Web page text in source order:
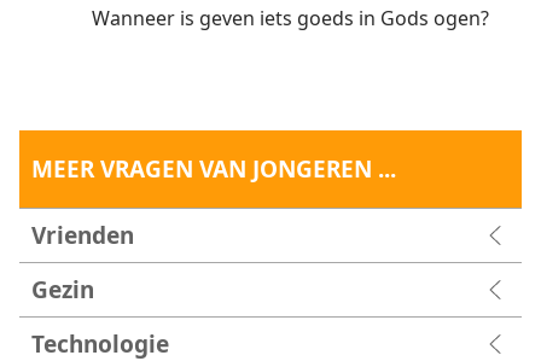
Wanneer is geven iets goeds in Gods ogen?
MEER VRAGEN VAN JONGEREN ...
Vrienden
Gezin
Technologie